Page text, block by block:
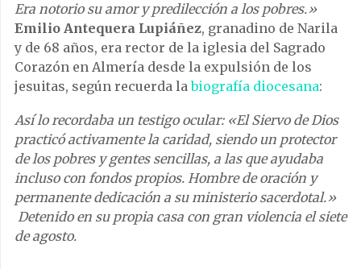
Era notorio su amor y predilección a los pobres.»
Emilio Antequera Lupiáñez, granadino de Narila
y de 68 años, era rector de la iglesia del Sagrado
Corazón en Almería desde la expulsión de los
jesuitas, según recuerda labiografía diocesana:
Así lo recordaba un testigo ocular: «El Siervo de Dios
practicó activamente la caridad, siendo un protector
de los pobres y gentes sencillas, a las que ayudaba
incluso con fondos propios. Hombre de oración y
permanente dedicación a su ministerio sacerdotal.»
Detenido en su propia casa con gran violencia el siete
de agosto.